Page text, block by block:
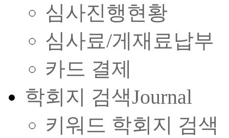
심사진행현황
심사료/게재료납부
카드 결제
학회지 검색Journal
키워드 학회지 검색